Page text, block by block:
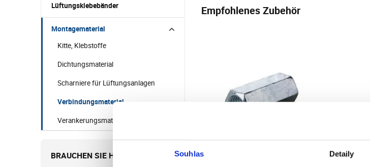
Souhlas Detaily
Empfohlenes Zubehör
Lüftungsklebebänder
Montagematerial
Kitte, Klebstoffe
Dichtungsmaterial
Scharniere für Lüftungsanlagen
Verbindungsmaterial
Verankerungsmaterial
BRAUCHEN SIE HILFE?